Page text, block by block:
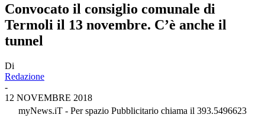
Convocato il consiglio comunale di
Termoli il 13 novembre. C’è anche il
tunnel
Di
Redazione
-
12 NOVEMBRE 2018
myNews.iT - Per spazio Pubblicitario chiama il 393.5496623